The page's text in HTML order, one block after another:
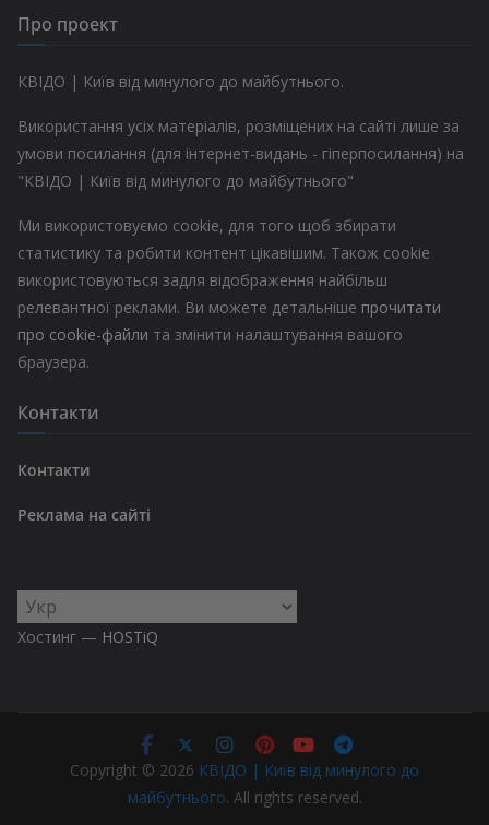
Про проект
КВІДО | Київ від минулого до майбутнього.
Використання усіх матеріалів, розміщених на сайті лише за
умови посилання (для інтернет-видань - гіперпосилання) на
"КВІДО | Київ від минулого до майбутнього"
Ми використовуємо cookie, для того щоб збирати
статистику та робити контент цікавішим. Також cookie
використовуються задля відображення найбільш
релевантної реклами. Ви можете детальніше прочитати
про cookie-файли та змінити налаштування вашого
браузера.
Контакти
Контакти
Реклама на сайті
Вибрати
мову
Хостинг — HOSTiQ
Copyright © 2026 КВІДО | Київ від минулого до
майбутнього. All rights reserved.